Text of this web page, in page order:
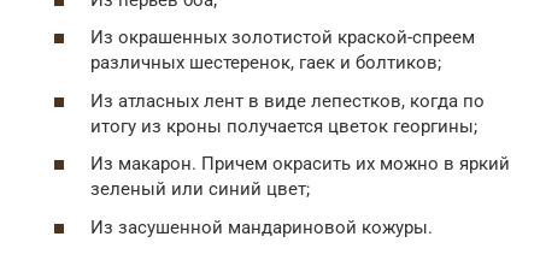
Из окрашенных золотистой краской-спреем
различных шестеренок, гаек и болтиков;
Из атласных лент в виде лепестков, когда по
итогу из кроны получается цветок георгины;
Из макарон. Причем окрасить их можно в яркий
зеленый или синий цвет;
Из засушенной мандариновой кожуры.